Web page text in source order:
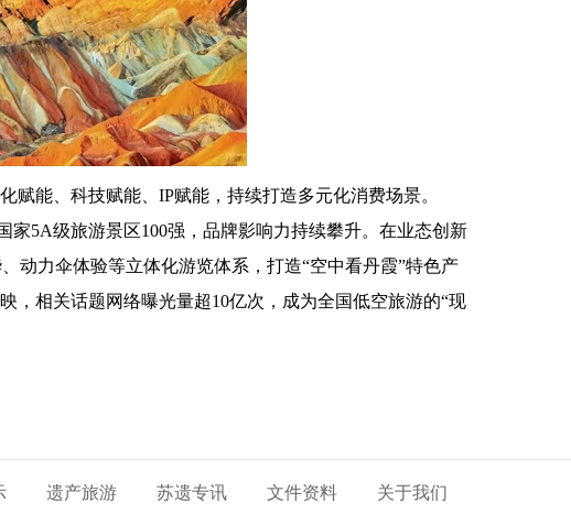
赋能、科技赋能、IP赋能，持续打造多元化消费场景。
家5A级旅游景区100强，品牌影响力持续攀升。在业态创新
动力伞体验等立体化游览体系，打造“空中看丹霞”特色产
，相关话题网络曝光量超10亿次，成为全国低空旅游的“现
遗产旅游 苏遗专讯 文件资料 关于我们